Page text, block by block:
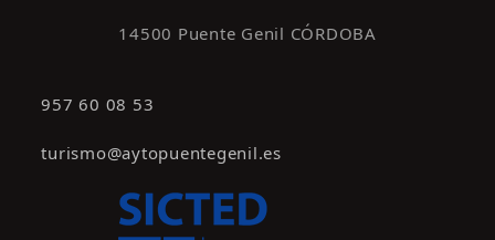
14500 Puente Genil CÓRDOBA
957 60 08 53
turismo@aytopuentegenil.es